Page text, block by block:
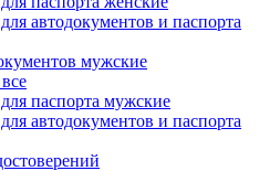
автодокументов и паспорта
мужские
паспорта мужские
автодокументов и паспорта